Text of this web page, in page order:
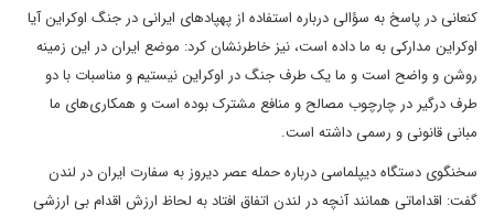
کنعانی در پاسخ به سؤالی درباره استفاده از پهپادهای ایرانی در جنگ اوکراین آیا
اوکراین مدارکی به ما داده است، نیز خاطرنشان کرد: موضع ایران در این زمینه
روشن و واضح است و ما یک طرف جنگ در اوکراین نیستیم و مناسبات با دو
طرف درگیر در چارچوب مصالح و منافع مشترک بوده است و همکاری‌های ما
مبانی قانونی و رسمی داشته است.
سخنگوی دستگاه دیپلماسی درباره حمله عصر دیروز به سفارت ایران در لندن
گفت: اقداماتی همانند آنچه در لندن اتفاق افتاد به لحاظ ارزش اقدام بی ارزشی